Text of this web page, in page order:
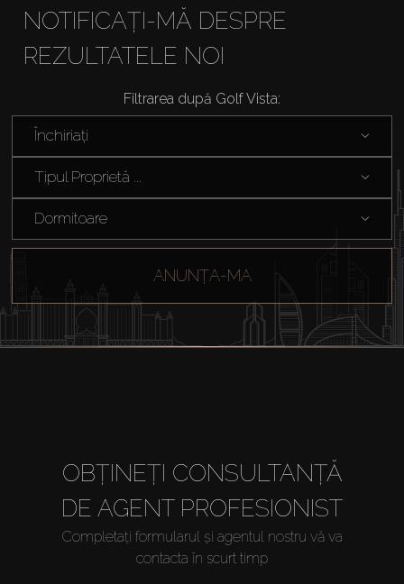
Închiriați
Vânzare
Agenți
NOTIFICAȚI-MĂ DESPRE
REZULTATELE NOI
Filtrarea după Golf Vista:
Închiriați
Tipul Proprietă ...
Dormitoare
ANUNȚA-MA
OBȚINEȚI CONSULTANȚĂ
DE AGENT PROFESIONIST
Completați formularul și agentul nostru vă va
contacta în scurt timp